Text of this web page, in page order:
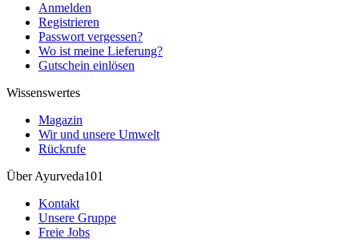
Anmelden
Registrieren
Passwort vergessen?
Wo ist meine Lieferung?
Gutschein einlösen
Wissenswertes
Magazin
Wir und unsere Umwelt
Rückrufe
Über Ayurveda101
Kontakt
Unsere Gruppe
Freie Jobs